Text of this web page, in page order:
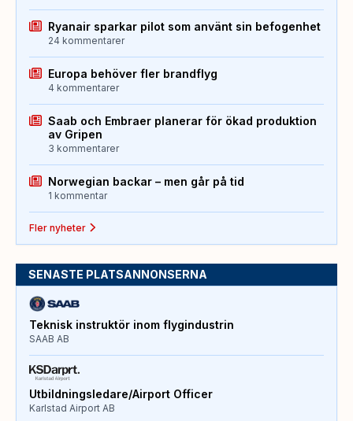
Ryanair sparkar pilot som använt sin befogenhet
24 kommentarer
Europa behöver fler brandflyg
4 kommentarer
Saab och Embraer planerar för ökad produktion
av Gripen
3 kommentarer
Norwegian backar – men går på tid
1 kommentar
Fler nyheter
SENASTE PLATSANNONSERNA
Teknisk instruktör inom flygindustrin
SAAB AB
Utbildningsledare/Airport Officer
Karlstad Airport AB